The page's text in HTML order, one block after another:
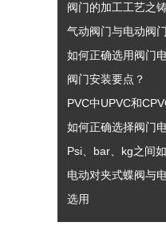
阀门的加工工艺之
气动阀门与电动阀
如何正确选用阀门
阀门安装要点？
PVC中UPVC和
如何正确选择阀门
Psi、bar、kg之间
电动对夹式蝶阀与
选用